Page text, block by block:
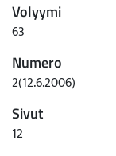
Volyymi
63
Numero
2(12.6.2006)
Sivut
12